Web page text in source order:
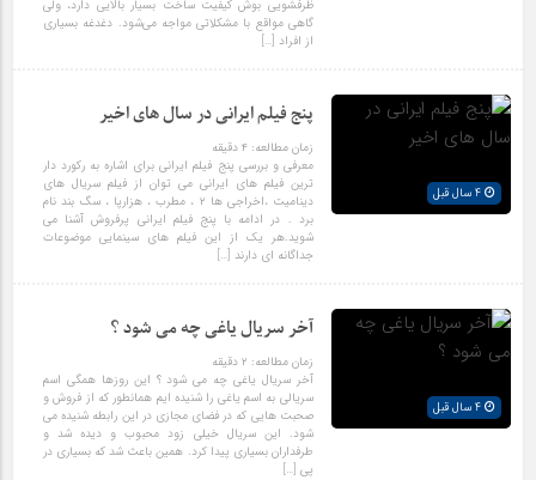
ظرفشویی بوش کیفیت ساخت بسیار بالایی دارد، ولی
گاهی مواقع با مشکلاتی مواجه می‌شود. دغدغه بسیاری
از افراد […]
پنج فیلم ایرانی در سال های اخیر
زمان مطالعه:۴ دقیقه
معرفی و بررسی پنج فیلم ایرانی برای اشاره به رکورد دار
ترین فیلم های ایرانی می توان از فیلم سریال های
دینامیت ،اخراجی ها ۲ ، مطرب ، هزارپا ، سگ بند نام
برد . در ادامه با پنج فیلم ایرانی پرفروش آشنا می
شوید.هر یک از این فیلم های سینمایی موضوعات
جداگانه ای دارند […]
آخر سریال یاغی چه می شود ؟
زمان مطالعه: ۲ دقیقه
آخر سریال یاغی چه می شود ؟ این روزها همگی اسم
سریالی به اسم یاغی را شنیده ایم همانطور که از فروش و
صحبت هایی که در فضای مجازی در این رابطه شنیده می
شود. این سریال خیلی زود محبوب و دیده شد و
طرفداران بسیاری پیدا کرد. همین باعث شد که بسیاری در
پی […]